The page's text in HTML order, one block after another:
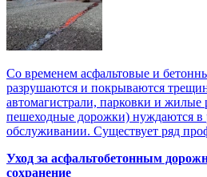
Со временем асфальтовые и
разрушаются и покрываются
автомагистрали, парковки и
пешеходные дорожки) нуждаются в
обслуживании. Существует ряд
Уход за асфальтобетонным
сохранение